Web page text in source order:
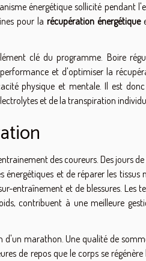
énergétique sollicité pendant
pour larécupération énergétique
clé du programme. Boire
et d'optimiser la
physique et mentale. Il est
et de la transpiration
des coureurs. Des jours
et de réparer les tissus
entraînement et de blessures. Les
contribuent à une meilleure
marathon. Une qualité de
de repos que le corps se